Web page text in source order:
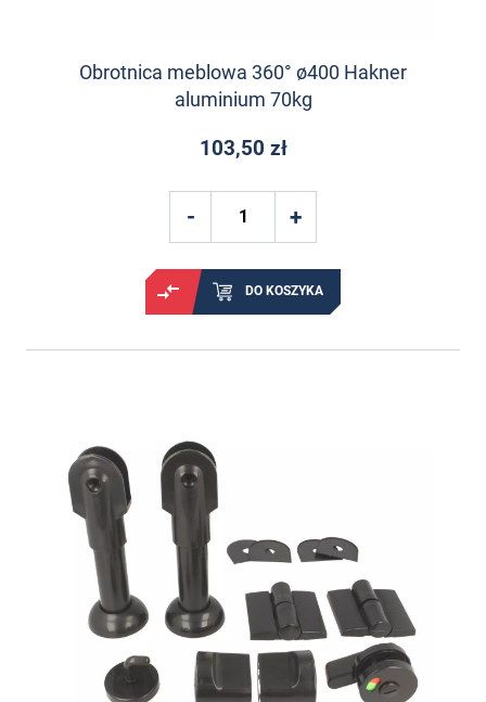
Obrotnica meblowa 360° ø400 Hakner
aluminium 70kg
103,50 zł
DO KOSZYKA